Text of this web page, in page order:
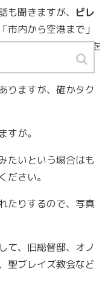
聞きますが、 ピレ
市内から空港まで」
ど、固定料金で案内を
りますが、確かタク
すが。
たいという場合はも
ださい。
たりするので、写真
て、旧総督邸、オノ
聖ブレイズ教会など